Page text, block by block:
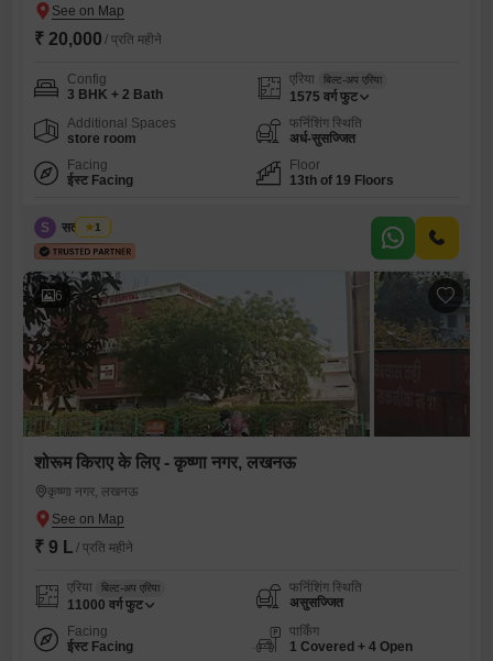
₹ 20,000 / प्रति महीने
Config
3 BHK + 2 Bath
एरिया बिल्ट-अप एरिया
1575 वर्ग फुट
Additional Spaces
store room
फर्निशिंग स्थिति
अर्ध-सुसज्जित
Facing
ईस्ट Facing
Floor
13th of 19 Floors
S सतीश चौबे
1
6
शोरूम किराए के लिए - कृष्णा नगर, लखनऊ
कृष्णा नगर, लखनऊ
₹ 9 L / प्रति महीने
एरिया बिल्ट-अप एरिया
11000 वर्ग फुट
फर्निशिंग स्थिति
असुसज्जित
Facing
ईस्ट Facing
पार्किंग
1 Covered + 4 Open